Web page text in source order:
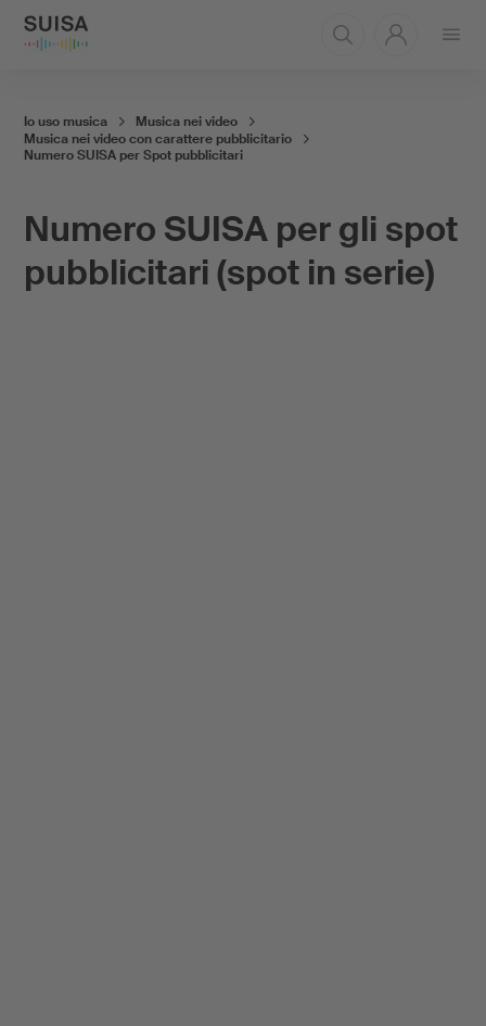
Numero SUISA per gli spot
pubblicitari (spot in serie)
Io uso musica
Musica nei video
Musica nei video con carattere pubblicitario
Numero SUISA per Spot pubblicitari